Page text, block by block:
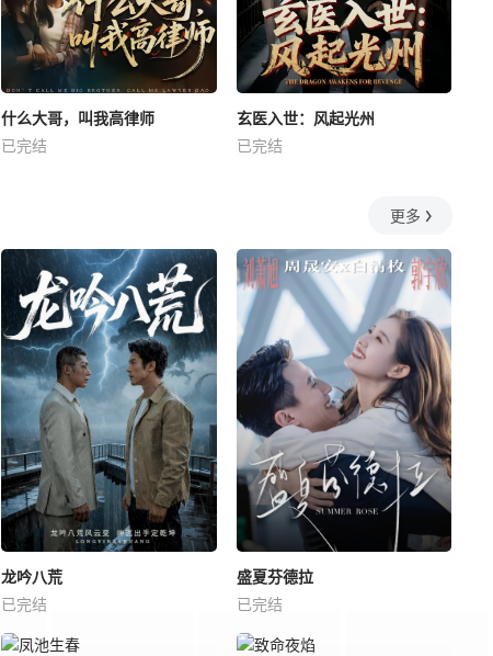
什么大哥，叫我高律师
已完结
玄医入世：风起光州
已完结
更多
龙吟八荒
已完结
盛夏芬德拉
已完结